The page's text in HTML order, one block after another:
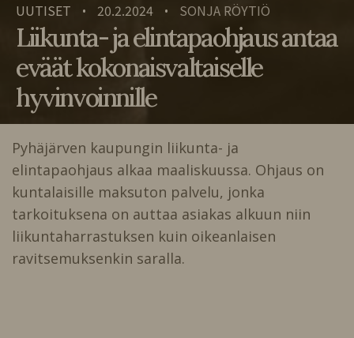
UUTISET • 20.2.2024 • SONJA RÖYTIÖ
Liikunta- ja elintapaohjaus antaa
eväät kokonaisvaltaiselle
hyvinvoinnille
Pyhäjärven kaupungin liikunta- ja
elintapaohjaus alkaa maaliskuussa. Ohjaus on
kuntalaisille maksuton palvelu, jonka
tarkoituksena on auttaa asiakas alkuun niin
liikuntaharrastuksen kuin oikeanlaisen
ravitsemuksenkin saralla.